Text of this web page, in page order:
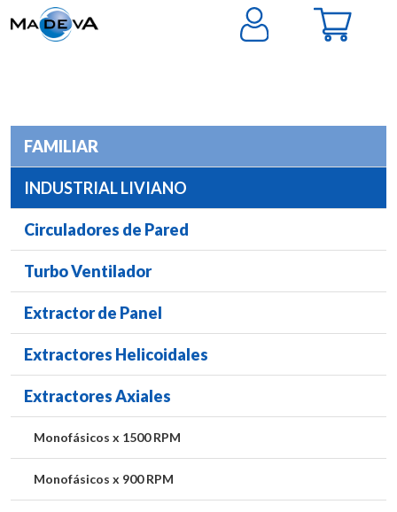
FAMILIAR
INDUSTRIAL LIVIANO
Circuladores de Pared
Turbo Ventilador
Extractor de Panel
Extractores Helicoidales
Extractores Axiales
Monofásicos x 1500 RPM
Monofásicos x 900 RPM